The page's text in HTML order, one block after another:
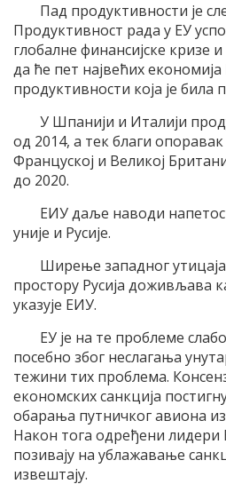
Пад продуктивности је
Продуктивност рада у ЕУ
глобалне финансијске кризе
да ће пет највећих
продуктивности која је била
У Шпанији и Италији
од 2014, а тек благи опоравак
Француској и Великој
до 2020.
ЕИУ даље наводи
уније и Русије.
Ширење западног
простору Русија доживљава
указује ЕИУ.
ЕУ је на те проблеме
посебно због неслагања
тежини тих проблема.
економских санкција
обарања путничког авиона
Након тога одређени лидери
позивају на ублажавање
извештају.